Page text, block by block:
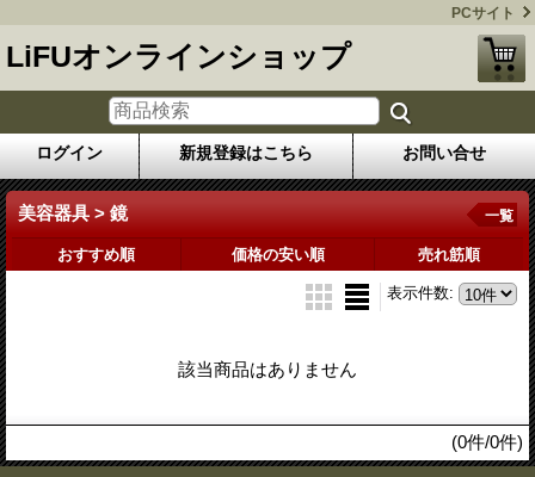
PCサイト
LiFUオンラインショップ
ログイン 新規登録はこちら お問い合せ
美容器具 > 鏡 一覧
おすすめ順 価格の安い順 売れ筋順
表示件数:
該当商品はありません
(0件/0件)